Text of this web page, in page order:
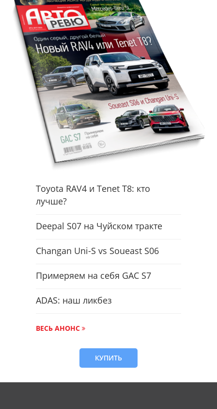
Toyota RAV4 и Tenet T8: кто
лучше?
Deepal S07 на Чуйском тракте
Changan Uni-S vs Soueast S06
Примеряем на себя GAC S7
ADAS: наш ликбез
ВЕСЬ АНОНС
КУПИТЬ